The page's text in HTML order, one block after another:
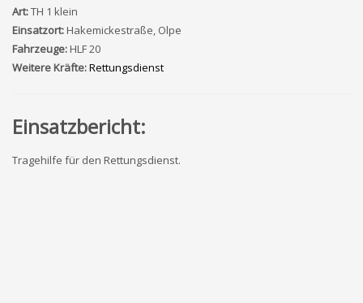
Art:TH 1 klein
Einsatzort:Hakemickestraße, Olpe
Fahrzeuge:HLF 20
Weitere Kräfte:Rettungsdienst
Einsatzbericht:
Tragehilfe für den Rettungsdienst.